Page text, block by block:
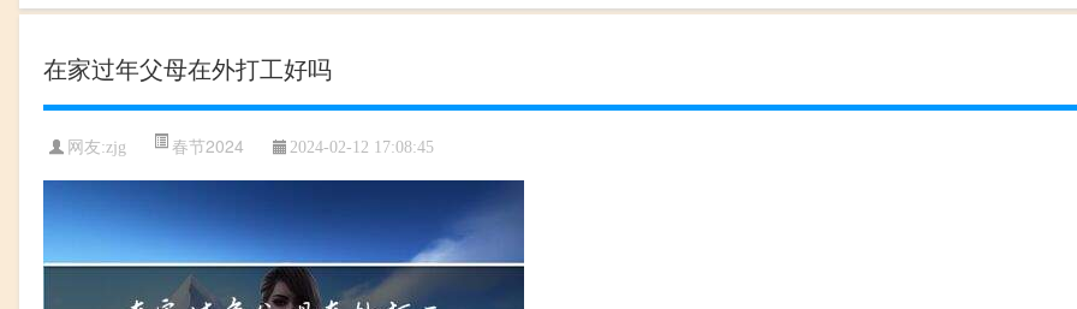
在家过年父母在外打工好吗
网友:zjg 春节2024 2024-02-12 17:08:45